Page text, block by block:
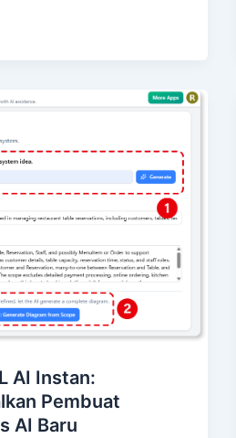
AI Instan:
Pembuat
AI Baru